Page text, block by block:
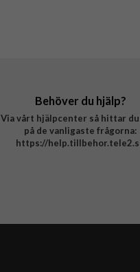
Behöver du hjälp?
Via vårt hjälpcenter så hittar du
på de vanligaste frågorna:
https://